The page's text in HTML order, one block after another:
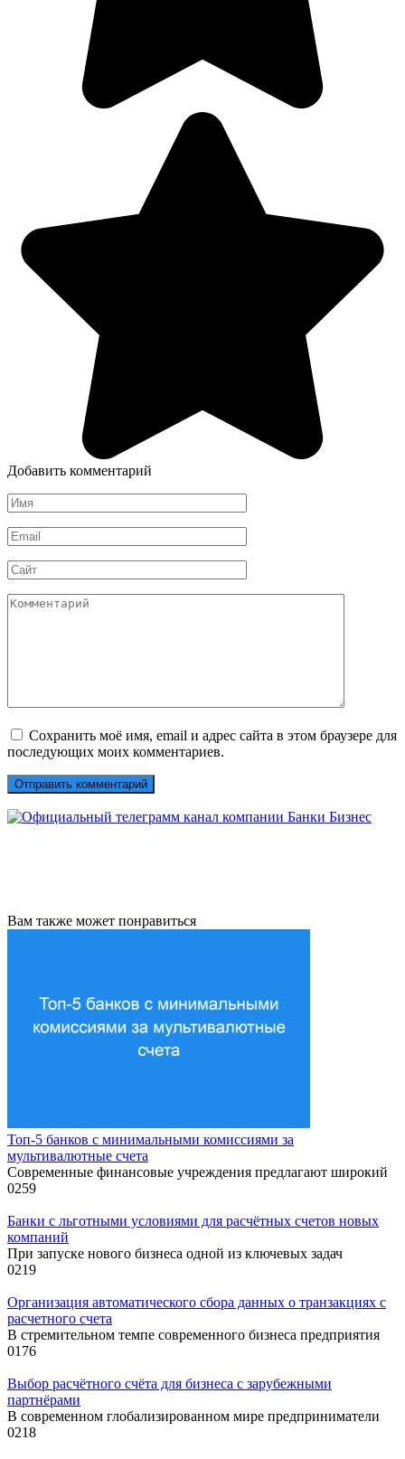
Добавить комментарий
Имя
*
Email
*
Сайт
Комментарий
Сохранить моё имя, email и адрес сайта в этом браузере для
последующих моих комментариев.
Вам также может понравиться
Топ-5 банков с минимальными комиссиями за
мультивалютные счета
Современные финансовые учреждения предлагают широкий
0259
Банки с льготными условиями для расчётных счетов новых
компаний
При запуске нового бизнеса одной из ключевых задач
0219
Организация автоматического сбора данных о транзакциях с
расчетного счета
В стремительном темпе современного бизнеса предприятия
0176
Выбор расчётного счёта для бизнеса с зарубежными
партнёрами
В современном глобализированном мире предприниматели
0218